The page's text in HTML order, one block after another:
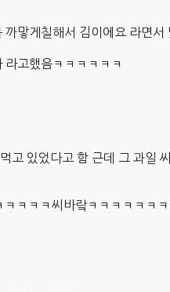
맣게칠해서 김이에요 라면서
고했음ㅋㅋㅋㅋㅋㅋ
고 있었다고 함 근데 그 과일
ㅋㅋㅋ씨바랔ㅋㅋㅋㅋㅋㅋㅋ